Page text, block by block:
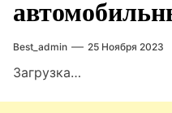
Best_admin 25 Ноября 2023
Загрузка…